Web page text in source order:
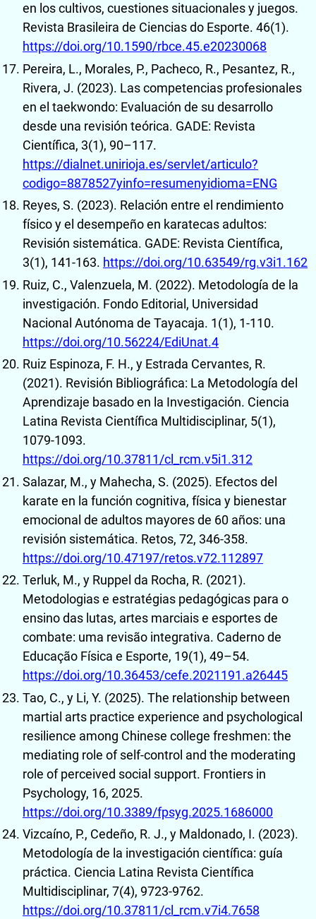
en los cultivos, cuestiones situacionales y juegos.
Revista Brasileira de Ciencias do Esporte. 46(1).
https://doi.org/10.1590/rbce.45.e20230068
Pereira, L., Morales, P., Pacheco, R., Pesantez, R.,
Rivera, J. (2023). Las competencias profesionales
en el taekwondo: Evaluación de su desarrollo
desde una revisión teórica. GADE: Revista
Científica, 3(1), 90–117.
https://dialnet.unirioja.es/servlet/articulo?
codigo=8878527yinfo=resumenyidioma=ENG
Reyes, S. (2023). Relación entre el rendimiento
físico y el desempeño en karatecas adultos:
Revisión sistemática. GADE: Revista Científica,
3(1), 141-163. https://doi.org/10.63549/rg.v3i1.162
Ruiz, C., Valenzuela, M. (2022). Metodología de la
investigación. Fondo Editorial, Universidad
Nacional Autónoma de Tayacaja. 1(1), 1-110.
https://doi.org/10.56224/EdiUnat.4
Ruiz Espinoza, F. H., y Estrada Cervantes, R.
(2021). Revisión Bibliográfica: La Metodología del
Aprendizaje basado en la Investigación. Ciencia
Latina Revista Científica Multidisciplinar, 5(1),
1079-1093.
https://doi.org/10.37811/cl_rcm.v5i1.312
Salazar, M., y Mahecha, S. (2025). Efectos del
karate en la función cognitiva, física y bienestar
emocional de adultos mayores de 60 años: una
revisión sistemática. Retos, 72, 346-358.
https://doi.org/10.47197/retos.v72.112897
Terluk, M., y Ruppel da Rocha, R. (2021).
Metodologias e estratégias pedagógicas para o
ensino das lutas, artes marciais e esportes de
combate: uma revisão integrativa. Caderno de
Educação Física e Esporte, 19(1), 49–54.
https://doi.org/10.36453/cefe.2021191.a26445
Tao, C., y Li, Y. (2025). The relationship between
martial arts practice experience and psychological
resilience among Chinese college freshmen: the
mediating role of self-control and the moderating
role of perceived social support. Frontiers in
Psychology, 16, 2025.
https://doi.org/10.3389/fpsyg.2025.1686000
Vizcaíno, P., Cedeño, R. J., y Maldonado, I. (2023).
Metodología de la investigación científica: guía
práctica. Ciencia Latina Revista Científica
Multidisciplinar, 7(4), 9723-9762.
https://doi.org/10.37811/cl_rcm.v7i4.7658